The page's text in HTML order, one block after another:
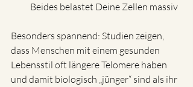
Beides belastet Deine Zellen massiv
Besonders spannend: Studien zeigen,
dass Menschen mit einem gesunden
Lebensstil oft längere Telomere haben
und damit biologisch „jünger“ sind als ihr